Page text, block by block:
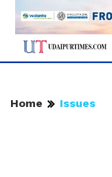
Home Issues